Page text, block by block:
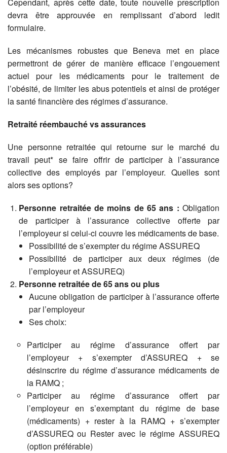
Cependant, après cette date, toute nouvelle prescription
devra être approuvée en remplissant d’abord ledit
formulaire.
Les mécanismes robustes que Beneva met en place
permettront de gérer de manière efficace l’engouement
actuel pour les médicaments pour le traitement de
l’obésité, de limiter les abus potentiels et ainsi de protéger
la santé financière des régimes d’assurance.
Retraité réembauché vs assurances
Une personne retraitée qui retourne sur le marché du
travail peut* se faire offrir de participer à l’assurance
collective des employés par l’employeur. Quelles sont
alors ses options?
Personne retraitée de moins de 65 ans : Obligation
de participer à l’assurance collective offerte par
l’employeur si celui-ci couvre les médicaments de base.
Possibilité de s’exempter du régime ASSUREQ
Possibilité de participer aux deux régimes (de
l’employeur et ASSUREQ)
Personne retraitée de 65 ans ou plus
Aucune obligation de participer à l’assurance offerte
par l’employeur
Ses choix:
Participer au régime d’assurance offert par
l’employeur + s’exempter d’ASSUREQ + se
désinscrire du régime d’assurance médicaments de
la RAMQ ;
Participer au régime d’assurance offert par
l’employeur en s’exemptant du régime de base
(médicaments) + rester à la RAMQ + s’exempter
d’ASSUREQ ou Rester avec le régime ASSUREQ
(option préférable)